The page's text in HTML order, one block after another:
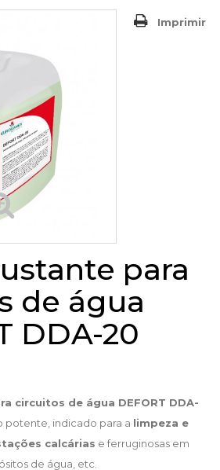
Imprimir
para
de água
DDA-20
circuitos de água DEFORT DDA-
potente, indicado para a limpeza e
calcárias e ferruginosas em
de água, etc.